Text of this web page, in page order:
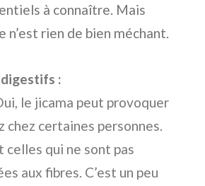
à connaître. Mais
n’est rien de bien méchant.
:
le jicama peut provoquer
chez certaines personnes.
celles qui ne sont pas
aux fibres. C’est un peu